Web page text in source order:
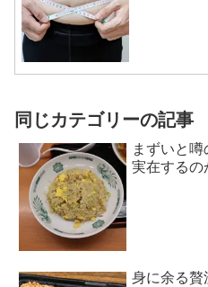
同じカテゴリーの記事
まずいと
実在するの
身に余る贅